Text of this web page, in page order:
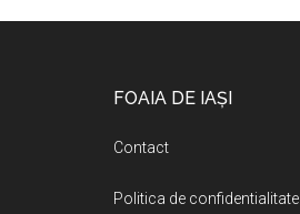
FOAIA DE IAȘI
Contact
Politica de confidentialitate